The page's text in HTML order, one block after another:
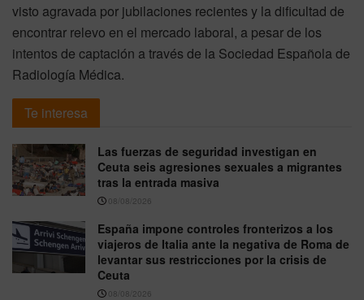
visto agravada por jubilaciones recientes y la dificultad de
encontrar relevo en el mercado laboral, a pesar de los
intentos de captación a través de la Sociedad Española de
Radiología Médica.
Te interesa
Las fuerzas de seguridad investigan en
Ceuta seis agresiones sexuales a migrantes
tras la entrada masiva
08/08/2026
España impone controles fronterizos a los
viajeros de Italia ante la negativa de Roma de
levantar sus restricciones por la crisis de
Ceuta
08/08/2026